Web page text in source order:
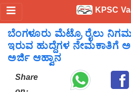
KPSC
ಬೆಂಗಳೂರು ಮೆಟ್ರೊ ರೈಲು
ಇರುವ ಹುದ್ದೆಗಳ ನೇಮಕಾತಿಗೆ
ಅರ್ಜಿ ಆಹ್ವಾನ
Share